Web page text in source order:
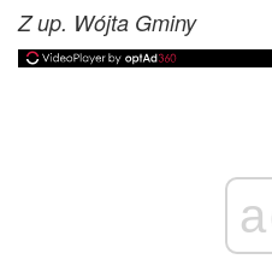
Z up. Wójta Gminy